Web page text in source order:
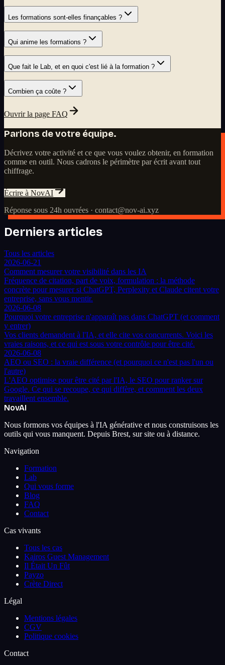
Les formations sont-elles finançables ?
Qui anime les formations ?
Que fait le Lab, et en quoi c'est lié à la formation ?
Combien ça coûte ?
Ouvrir la page FAQ
Parlons de votre équipe.
Décrivez votre activité et ce que vous voulez obtenir, en formation
comme en outil. Nous cadrons le périmètre par écrit avant tout
chiffrage.
Écrire à NovAI
Réponse sous 24h ouvrées · contact@nov-ai.xyz
Derniers articles
Tous les articles
2026-06-21
Comment mesurer votre visibilité dans les IA
Fréquence de citation, part de voix, formulation : la méthode
concrète pour mesurer si ChatGPT, Perplexity et Claude citent votre
entreprise, sans vous mentir.
2026-06-08
Pourquoi votre entreprise n'apparaît pas dans ChatGPT (et comment
y entrer)
Vos clients demandent à l'IA, et elle cite vos concurrents. Voici les
vraies raisons, et ce qui est sous votre contrôle pour être cité.
2026-06-08
AEO ou SEO : la vraie différence (et pourquoi ce n'est pas l'un ou
l'autre)
L'AEO optimise pour être cité par l'IA, le SEO pour ranker sur
Google. Ce qui se recoupe, ce qui diffère, et comment les deux
travaillent ensemble.
NovAI
Nous formons vos équipes à l'IA générative et nous construisons les
outils qui vous manquent. Depuis Brest, sur site ou à distance.
Navigation
Formation
Lab
Qui vous forme
Blog
FAQ
Contact
Cas vivants
Tous les cas
Kairos Guest Management
Il Était Un Fût
Payzo
Crète Direct
Légal
Mentions légales
CGV
Politique cookies
Contact